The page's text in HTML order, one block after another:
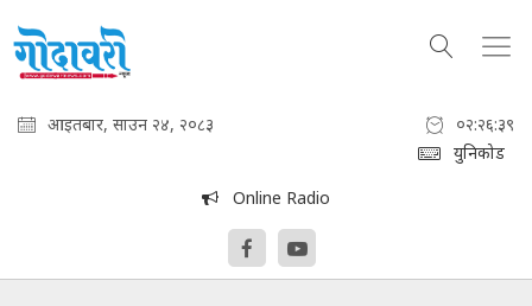
आइतबार, साउन २४, २०८३
०२:२६:४०
युनिकोड
Online Radio